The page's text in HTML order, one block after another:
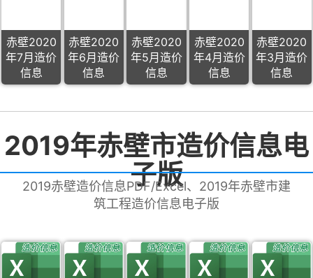
赤壁2020
年7月造价
信息
赤壁2020
年6月造价
信息
赤壁2020
年5月造价
信息
赤壁2020
年4月造价
信息
赤壁2020
年3月造价
信息
2019年赤壁市造价信息电
子版
2019赤壁造价信息PDF/Excel、2019年赤壁市建
筑工程造价信息电子版